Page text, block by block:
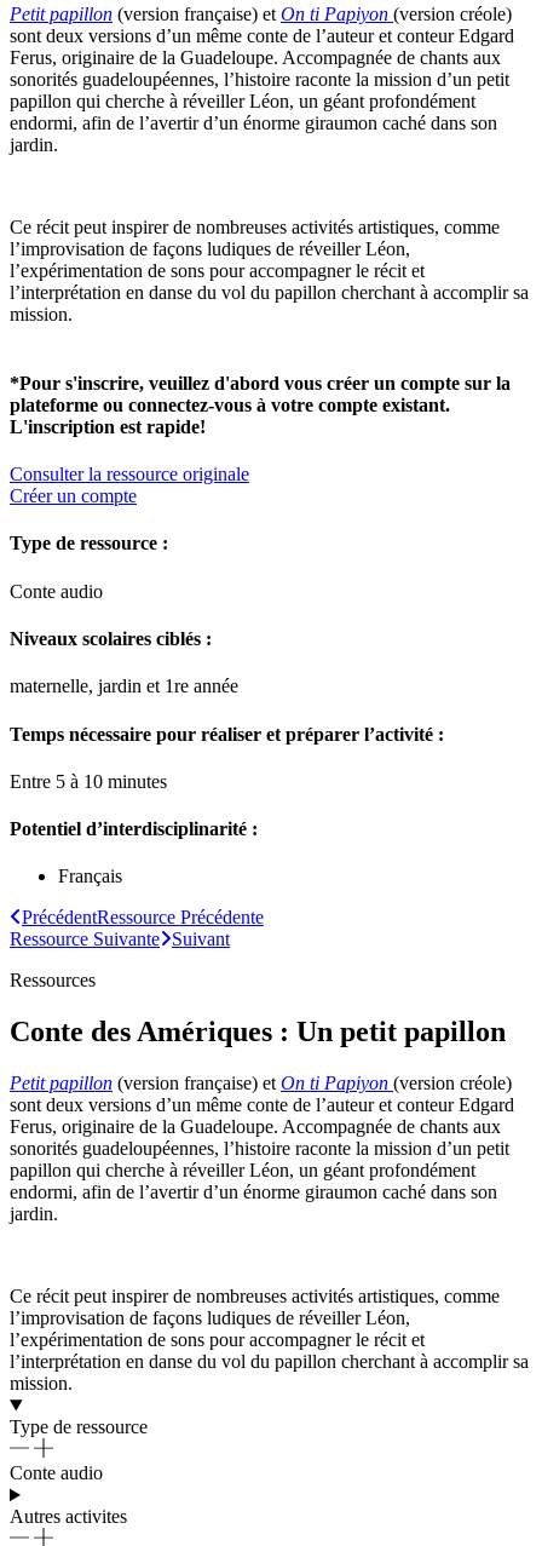
Petit papillon (version française) et On ti Papiyon (version créole)
sont deux versions d’un même conte de l’auteur et conteur Edgard
Ferus, originaire de la Guadeloupe. Accompagnée de chants aux
sonorités guadeloupéennes, l’histoire raconte la mission d’un petit
papillon qui cherche à réveiller Léon, un géant profondément
endormi, afin de l’avertir d’un énorme giraumon caché dans son
jardin.
Ce récit peut inspirer de nombreuses activités artistiques, comme
l’improvisation de façons ludiques de réveiller Léon,
l’expérimentation de sons pour accompagner le récit et
l’interprétation en danse du vol du papillon cherchant à accomplir sa
mission.
*Pour s'inscrire, veuillez d'abord vous créer un compte sur la
plateforme ou connectez-vous à votre compte existant.
L'inscription est rapide!
Consulter la ressource originale
Créer un compte
Type de ressource :
Conte audio
Niveaux scolaires ciblés :
maternelle, jardin et 1re année
Temps nécessaire pour réaliser et préparer l’activité :
Entre 5 à 10 minutes
Potentiel d’interdisciplinarité :
Français
PrécédentRessource Précédente
Ressource Suivante
Suivant
Ressources
Conte des Amériques : Un petit papillon
Petit papillon (version française) et On ti Papiyon (version créole)
sont deux versions d’un même conte de l’auteur et conteur Edgard
Ferus, originaire de la Guadeloupe. Accompagnée de chants aux
sonorités guadeloupéennes, l’histoire raconte la mission d’un petit
papillon qui cherche à réveiller Léon, un géant profondément
endormi, afin de l’avertir d’un énorme giraumon caché dans son
jardin.
Ce récit peut inspirer de nombreuses activités artistiques, comme
l’improvisation de façons ludiques de réveiller Léon,
l’expérimentation de sons pour accompagner le récit et
l’interprétation en danse du vol du papillon cherchant à accomplir sa
mission.
Type de ressource
Conte audio
Autres activites